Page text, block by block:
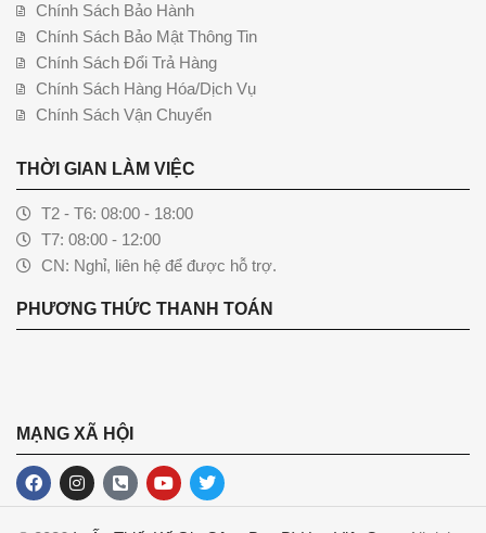
Chính Sách Bảo Hành
Chính Sách Bảo Mật Thông Tin
Chính Sách Đổi Trả Hàng
Chính Sách Hàng Hóa/Dịch Vụ
Chính Sách Vận Chuyển
THỜI GIAN LÀM VIỆC
T2 - T6: 08:00 - 18:00
T7: 08:00 - 12:00
CN: Nghỉ, liên hệ để được hỗ trợ.
PHƯƠNG THỨC THANH TOÁN
MẠNG XÃ HỘI